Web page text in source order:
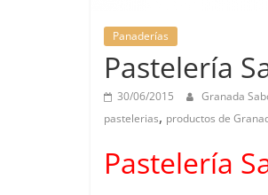
Panaderías
Pastelería
30/06/2015 Granada
pastelerias, productos de
Pastelería